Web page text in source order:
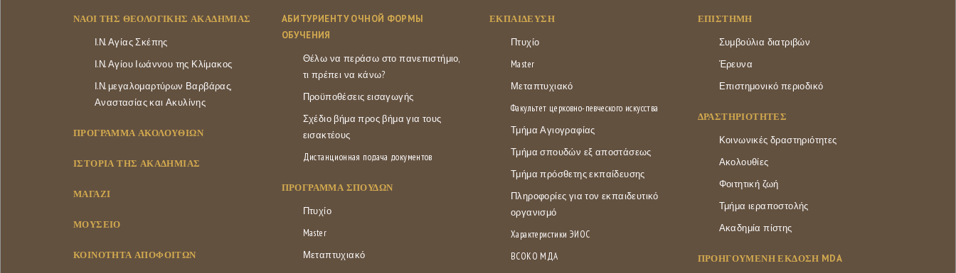
ΝΑΟΊ ΤΗΣ ΘΕΟΛΟΓΙΚΉΣ ΑΚΑΔΗΜΊΑΣ
Ι.Ν. Αγίας Σκέπης
Ι.Ν. Αγίου Ιωάννου της Κλίμακος
Ι.Ν. μεγαλομαρτύρων Βαρβάρας,
Αναστασίας και Ακυλίνης
ΠΡΟΓΡΑΜΜΑ ΑΚΟΛΟΥΘΙΩΝ
ΙΣΤΟΡΊΑ ΤΗΣ ΑΚΑΔΗΜΊΑΣ
ΜΑΓΑΖΊ
ΜΟΥΣΕΊΟ
ΚΟΙΝΌΤΗΤΑ ΑΠΟΦΟΊΤΩΝ
АБИТУРИЕНТУ ОЧНОЙ ФОРМЫ
ОБУЧЕНИЯ
Θέλω να περάσω στο πανεπιστήμιο,
τι πρέπει να κάνω?
Προϋποθέσεις εισαγωγής
Σχέδιο βήμα προς βήμα για τους
εισακτέους
Дистанционная подача документов
ΠΡΌΓΡΑΜΜΑ ΣΠΟΥΔΏΝ
Πτυχίο
Master
Μεταπτυχιακό
ΕΚΠΑΊΔΕΥΣΗ
Πτυχίο
Master
Μεταπτυχιακό
Факультет церковно-певческого искусства
Τμήμα Αγιογραφίας
Τμήμα σπουδών εξ αποστάσεως
Τμήμα πρόσθετης εκπαίδευσης
Πληροφορίες για τον εκπαιδευτικό
οργανισμό
Характеристики ЭИОС
ВСОКО МДА
ΕΠΙΣΤΉΜΗ
Συμβούλια διατριβών
Έρευνα
Επιστημονικό περιοδικό
ΔΡΑΣΤΗΡΙΌΤΗΤΕΣ
Κοινωνικές δραστηριότητες
Ακολουθίες
Φοιτητική ζωή
Τμήμα ιεραποστολής
Ακαδημία πίστης
ΠΡΟΗΓΟΥΜΕΝΗ ΕΚΔΟΣΗ MDA